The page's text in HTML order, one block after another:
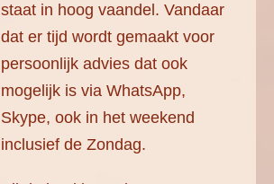
staat in hoog vaandel. Vandaar
dat er tijd wordt gemaakt voor
persoonlijk advies dat ook
mogelijk is via WhatsApp,
Skype, ook in het weekend
inclusief de Zondag.